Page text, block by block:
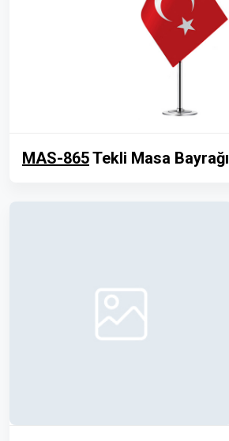
MAS-865Tekli Masa Bayrağı